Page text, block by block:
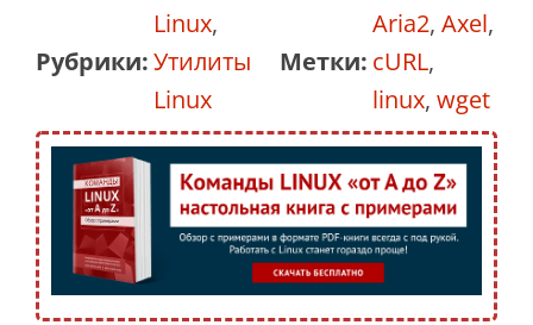
Рубрики:
Linux,
Утилиты
Linux
Метки:
Aria2, Axel,
cURL,
linux, wget